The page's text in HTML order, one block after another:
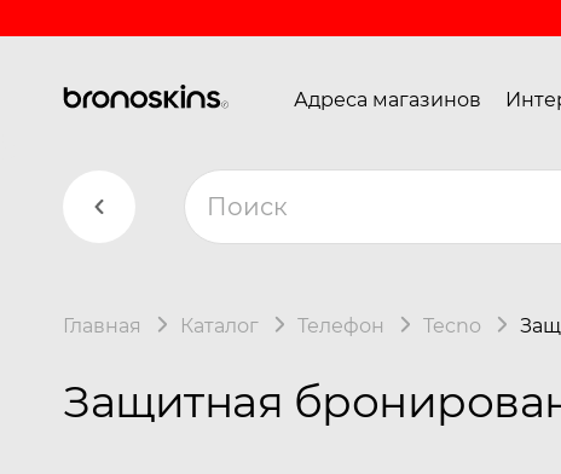
Адреса магазинов
Главная Каталог Телефон Tecno
Защитная